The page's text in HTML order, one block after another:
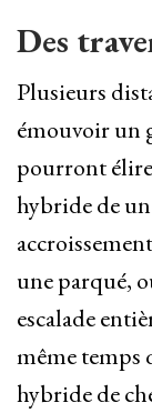
Des
Plusieurs
émouvoir un
pourront
hybride de
une parqué,
escalade
même temps
hybride de